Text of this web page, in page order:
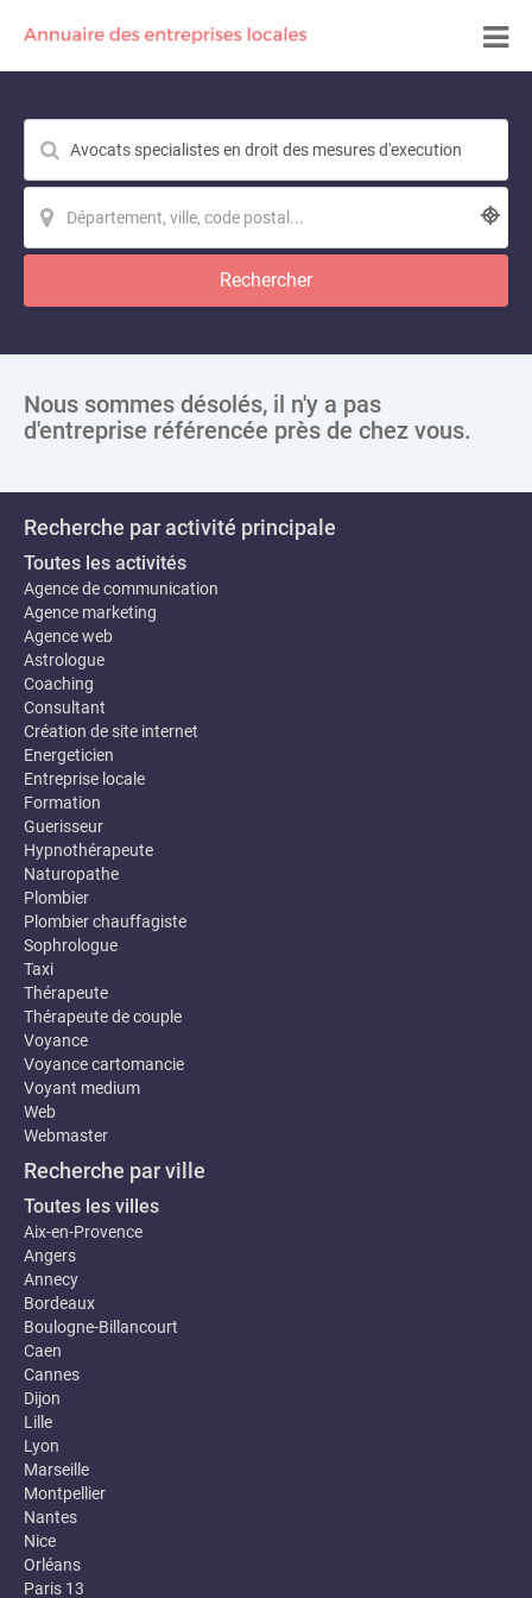
Rechercher
Nous sommes désolés, il n'y a pas
d'entreprise référencée près de chez vous.
Recherche par activité principale
Toutes les activités
Agence de communication
Agence marketing
Agence web
Astrologue
Coaching
Consultant
Création de site internet
Energeticien
Entreprise locale
Formation
Guerisseur
Hypnothérapeute
Naturopathe
Plombier
Plombier chauffagiste
Sophrologue
Taxi
Thérapeute
Thérapeute de couple
Voyance
Voyance cartomancie
Voyant medium
Web
Webmaster
Recherche par ville
Toutes les villes
Aix-en-Provence
Angers
Annecy
Bordeaux
Boulogne-Billancourt
Caen
Cannes
Dijon
Lille
Lyon
Marseille
Montpellier
Nantes
Nice
Orléans
Paris 13